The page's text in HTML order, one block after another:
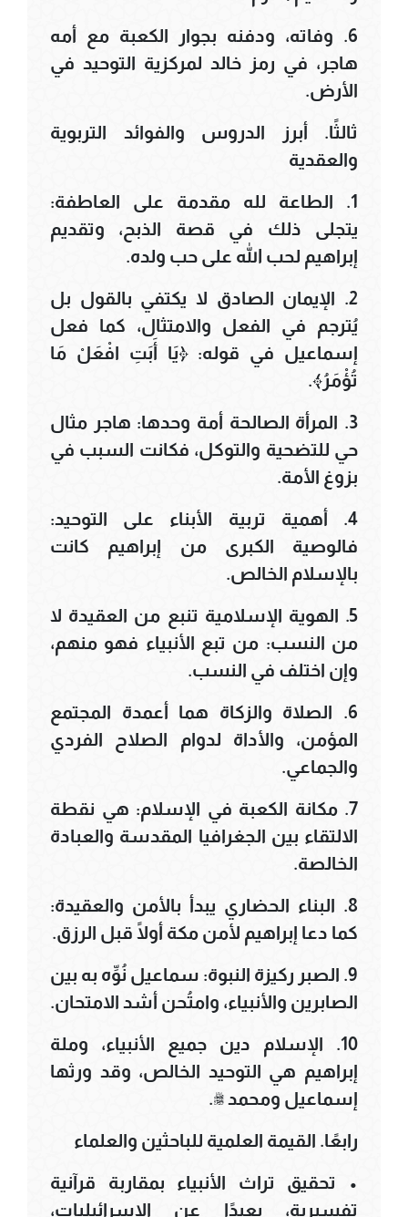
6. وفاته، ودفنه بجوار الكعبة مع أمه
هاجر، في رمز خالد لمركزية التوحيد في
الأرض.
ثالثًا. أبرز الدروس والفوائد التربوية
والعقدية
1. الطاعة لله مقدمة على العاطفة:
يتجلى ذلك في قصة الذبح، وتقديم
إبراهيم لحب الله على حب ولده.
2. الإيمان الصادق لا يكتفي بالقول بل
يُترجم في الفعل والامتثال، كما فعل
إسماعيل في قوله: ﴿يَا أَبَتِ افْعَلْ مَا
تُؤْمَرُ﴾.
3. المرأة الصالحة أمة وحدها: هاجر مثال
حي للتضحية والتوكل، فكانت السبب في
بزوغ الأمة.
4. أهمية تربية الأبناء على التوحيد:
فالوصية الكبرى من إبراهيم كانت
بالإسلام الخالص.
5. الهوية الإسلامية تنبع من العقيدة لا
من النسب: من تبع الأنبياء فهو منهم،
وإن اختلف في النسب.
6. الصلاة والزكاة هما أعمدة المجتمع
المؤمن، والأداة لدوام الصلاح الفردي
والجماعي.
7. مكانة الكعبة في الإسلام: هي نقطة
الالتقاء بين الجغرافيا المقدسة والعبادة
الخالصة.
8. البناء الحضاري يبدأ بالأمن والعقيدة:
كما دعا إبراهيم لأمن مكة أولًا قبل الرزق.
9. الصبر ركيزة النبوة: سماعيل نُوِّه به بين
الصابرين والأنبياء، وامتُحن أشد الامتحان.
10. الإسلام دين جميع الأنبياء، وملة
إبراهيم هي التوحيد الخالص، وقد ورثها
إسماعيل ومحمد ﷺ.
رابعًا. القيمة العلمية للباحثين والعلماء
• تحقيق تراث الأنبياء بمقاربة قرآنية
تفسيرية، بعيدًا عن الإسرائيليات،